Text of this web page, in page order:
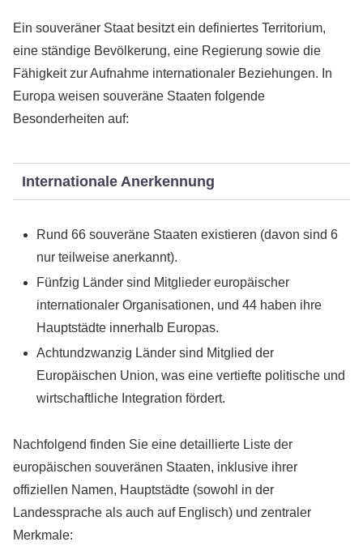
Ein souveräner Staat besitzt ein definiertes Territorium,
eine ständige Bevölkerung, eine Regierung sowie die
Fähigkeit zur Aufnahme internationaler Beziehungen. In
Europa weisen souveräne Staaten folgende
Besonderheiten auf:
Internationale Anerkennung
Rund 66 souveräne Staaten existieren (davon sind 6
nur teilweise anerkannt).
Fünfzig Länder sind Mitglieder europäischer
internationaler Organisationen, und 44 haben ihre
Hauptstädte innerhalb Europas.
Achtundzwanzig Länder sind Mitglied der
Europäischen Union, was eine vertiefte politische und
wirtschaftliche Integration fördert.
Nachfolgend finden Sie eine detaillierte Liste der
europäischen souveränen Staaten, inklusive ihrer
offiziellen Namen, Hauptstädte (sowohl in der
Landessprache als auch auf Englisch) und zentraler
Merkmale: